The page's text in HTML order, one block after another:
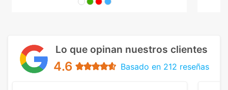
Lo que opinan nuestros clientes
4.6 Basado en 212 reseñas